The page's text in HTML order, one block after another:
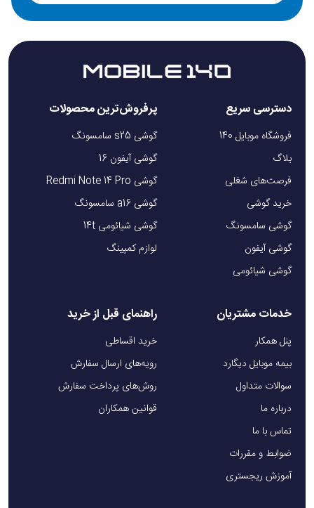
دسترسی سریع
فروشگاه موبایل 140
بلاگ
فرصت‌های شغلی
خرید گوشی
گوشی سامسونگ
گوشی آیفون
گوشی شیائومی
پرفروش‌ترین محصولات
گوشی s25 سامسونگ
گوشی آیفون 16
گوشی Redmi Note 14 Pro
گوشی a16 سامسونگ
گوشی شیائومی 14t
لوازم کمپینگ
خدمات مشتریان
پنل همکار
بیمه موبایل دیگارد
سوالات متداول
درباره ما
تماس با ما
ضوابط و مقررات
آموزش ریجستری
راهنمای قبل از خرید
خرید اقساطی
رویه‌های ارسال سفارش
روش‌های پرداخت سفارش
قوانین همکاران